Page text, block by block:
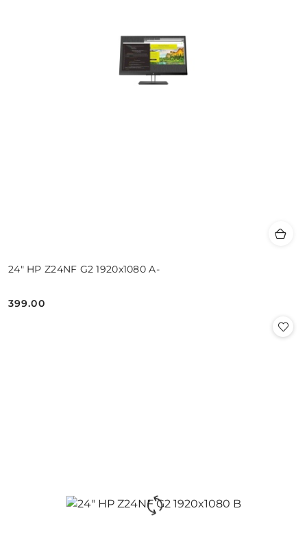
24" HP Z24NF G2 1920x1080 A-
Cena:
399.00